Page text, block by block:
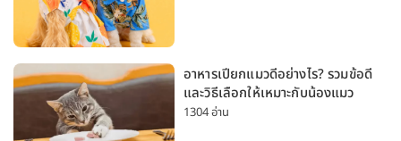
อาหารเปียกแมวดีอย่างไร? รวมข้อดี
และวิธีเลือกให้เหมาะกับน้องแมว
1304 อ่าน